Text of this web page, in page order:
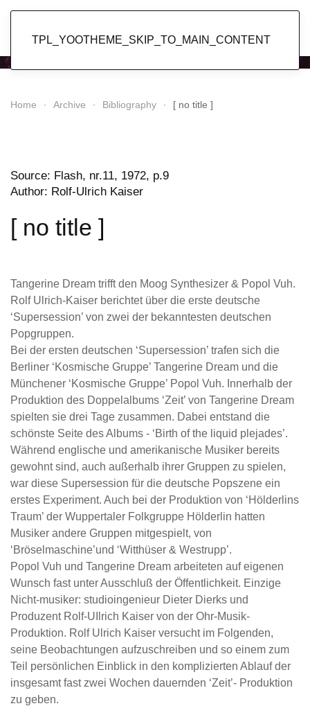
TPL_YOOTHEME_SKIP_TO_MAIN_CONTENT
Home Archive Bibliography [ no title ]
Source: Flash, nr.11, 1972, p.9
Author: Rolf-Ulrich Kaiser
[ no title ]
Tangerine Dream trifft den Moog Synthesizer & Popol Vuh.
Rolf Ulrich-Kaiser berichtet über die erste deutsche
‘Supersession’ von zwei der bekanntesten deutschen
Popgruppen.
Bei der ersten deutschen ‘Supersession’ trafen sich die
Berliner ‘Kosmische Gruppe’ Tangerine Dream und die
Münchener ‘Kosmische Gruppe’ Popol Vuh. Innerhalb der
Produktion des Doppelalbums ‘Zeit’ von Tangerine Dream
spielten sie drei Tage zusammen. Dabei entstand die
schönste Seite des Albums - ‘Birth of the liquid plejades’.
Während englische und amerikanische Musiker bereits
gewohnt sind, auch außerhalb ihrer Gruppen zu spielen,
war diese Supersession für die deutsche Popszene ein
erstes Experiment. Auch bei der Produktion von ‘Hölderlins
Traum’ der Wuppertaler Folkgruppe Hölderlin hatten
Musiker andere Gruppen mitgespielt, von
‘Bröselmaschine’und ‘Witthüser & Westrupp’.
Popol Vuh und Tangerine Dream arbeiteten auf eigenen
Wunsch fast unter Ausschluß der Öffentlichkeit. Einzige
Nicht-musiker: studioingenieur Dieter Dierks und
Produzent Rolf-UIlrich Kaiser von der Ohr-Musik-
Produktion. Rolf Ulrich Kaiser versucht im Folgenden,
seine Beobachtungen aufzuschreiben und so einem zum
Teil persönlichen Einblick in den komplizierten Ablauf der
insgesamt fast zwei Wochen dauernden ‘Zeit’- Produktion
zu geben.